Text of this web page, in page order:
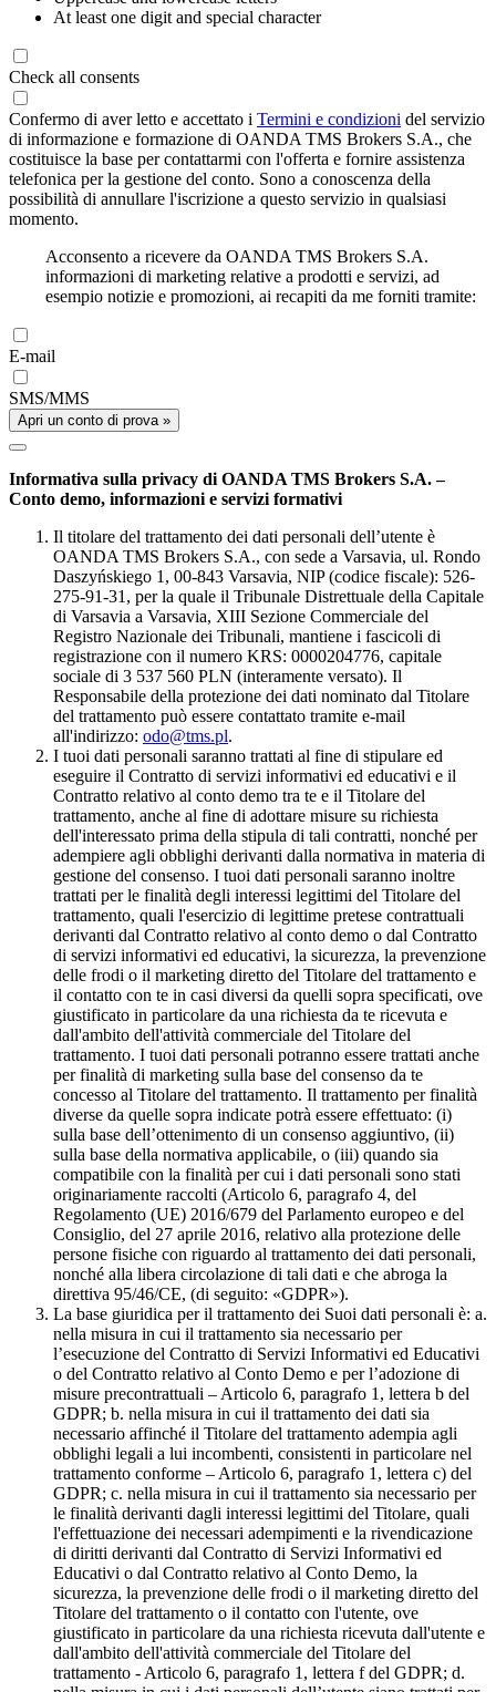
At least one digit and special character
Check all consents
Confermo di aver letto e accettato i Termini e condizioni del servizio
di informazione e formazione di OANDA TMS Brokers S.A., che
costituisce la base per contattarmi con l'offerta e fornire assistenza
telefonica per la gestione del conto. Sono a conoscenza della
possibilità di annullare l'iscrizione a questo servizio in qualsiasi
momento.
Acconsento a ricevere da OANDA TMS Brokers S.A.
informazioni di marketing relative a prodotti e servizi, ad
esempio notizie e promozioni, ai recapiti da me forniti tramite:
E-mail
SMS/MMS
Apri un conto di prova »
Informativa sulla privacy di OANDA TMS Brokers S.A. –
Conto demo, informazioni e servizi formativi
Il titolare del trattamento dei dati personali dell’utente è
OANDA TMS Brokers S.A., con sede a Varsavia, ul. Rondo
Daszyńskiego 1, 00-843 Varsavia, NIP (codice fiscale): 526-
275-91-31, per la quale il Tribunale Distrettuale della Capitale
di Varsavia a Varsavia, XIII Sezione Commerciale del
Registro Nazionale dei Tribunali, mantiene i fascicoli di
registrazione con il numero KRS: 0000204776, capitale
sociale di 3 537 560 PLN (interamente versato). Il
Responsabile della protezione dei dati nominato dal Titolare
del trattamento può essere contattato tramite e-mail
all'indirizzo: odo@tms.pl.
I tuoi dati personali saranno trattati al fine di stipulare ed
eseguire il Contratto di servizi informativi ed educativi e il
Contratto relativo al conto demo tra te e il Titolare del
trattamento, anche al fine di adottare misure su richiesta
dell'interessato prima della stipula di tali contratti, nonché per
adempiere agli obblighi derivanti dalla normativa in materia di
gestione del consenso. I tuoi dati personali saranno inoltre
trattati per le finalità degli interessi legittimi del Titolare del
trattamento, quali l'esercizio di legittime pretese contrattuali
derivanti dal Contratto relativo al conto demo o dal Contratto
di servizi informativi ed educativi, la sicurezza, la prevenzione
delle frodi o il marketing diretto del Titolare del trattamento e
il contatto con te in casi diversi da quelli sopra specificati, ove
giustificato in particolare da una richiesta da te ricevuta e
dall'ambito dell'attività commerciale del Titolare del
trattamento. I tuoi dati personali potranno essere trattati anche
per finalità di marketing sulla base del consenso da te
concesso al Titolare del trattamento. Il trattamento per finalità
diverse da quelle sopra indicate potrà essere effettuato: (i)
sulla base dell’ottenimento di un consenso aggiuntivo, (ii)
sulla base della normativa applicabile, o (iii) quando sia
compatibile con la finalità per cui i dati personali sono stati
originariamente raccolti (Articolo 6, paragrafo 4, del
Regolamento (UE) 2016/679 del Parlamento europeo e del
Consiglio, del 27 aprile 2016, relativo alla protezione delle
persone fisiche con riguardo al trattamento dei dati personali,
nonché alla libera circolazione di tali dati e che abroga la
direttiva 95/46/CE, (di seguito: «GDPR»).
La base giuridica per il trattamento dei Suoi dati personali è: a.
nella misura in cui il trattamento sia necessario per
l’esecuzione del Contratto di Servizi Informativi ed Educativi
o del Contratto relativo al Conto Demo e per l’adozione di
misure precontrattuali – Articolo 6, paragrafo 1, lettera b del
GDPR; b. nella misura in cui il trattamento dei dati sia
necessario affinché il Titolare del trattamento adempia agli
obblighi legali a lui incombenti, consistenti in particolare nel
trattamento conforme – Articolo 6, paragrafo 1, lettera c) del
GDPR; c. nella misura in cui il trattamento sia necessario per
le finalità derivanti dagli interessi legittimi del Titolare, quali
l'effettuazione dei necessari adempimenti e la rivendicazione
di diritti derivanti dal Contratto di Servizi Informativi ed
Educativi o dal Contratto relativo al Conto Demo, la
sicurezza, la prevenzione delle frodi o il marketing diretto del
Titolare del trattamento o il contatto con l'utente, ove
giustificato in particolare da una richiesta ricevuta dall'utente e
dall'ambito dell'attività commerciale del Titolare del
trattamento - Articolo 6, paragrafo 1, lettera f del GDPR; d.